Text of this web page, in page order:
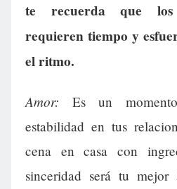
te recuerda que
requieren tiempo y
el ritmo.
Amor: Es un
estabilidad en tus
cena en casa con
sinceridad será tu mejor